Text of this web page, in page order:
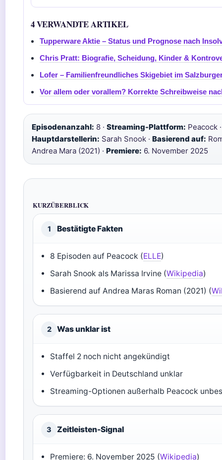
4 VERWANDTE ARTIKEL
Tupperware Aktie – Status und Prognose nach
Chris Pratt: Biografie, Scheidung, Kinder &
Lofer – Familienfreundliches Skigebiet im
Vor allem oder vorallem? Korrekte Schreibweise
Episodenanzahl: 8 · Streaming-Plattform: Peacock ·
Hauptdarstellerin: Sarah Snook · Basierend auf:
Andrea Mara (2021) · Premiere: 6. November 2025
KURZÜBERBLICK
1 Bestätigte Fakten
8 Episoden auf Peacock (ELLE)
Sarah Snook als Marissa Irvine (Wikipedia)
Basierend auf Andrea Maras Roman (2021) (
2 Was unklar ist
Staffel 2 noch nicht angekündigt
Verfügbarkeit in Deutschland unklar
Streaming-Optionen außerhalb Peacock
3 Zeitleisten-Signal
Premiere: 6. November 2025 (Wikipedia)